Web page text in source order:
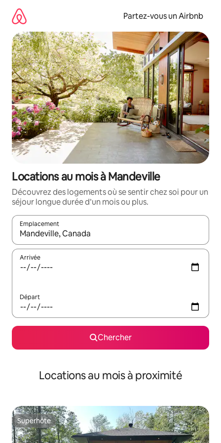
directement
contenu
Partez-vous un Airbnb
Locations au mois à Mandeville
Découvrez des logements où se sentir chez soi pour un
séjour longue durée d’un mois ou plus.
Emplacement
Quand les résultats sont affichés, parcourez-les en utilisant
Arrivée
Départ
Chercher
Locations au mois à proximité
Superhôte
Superhôte